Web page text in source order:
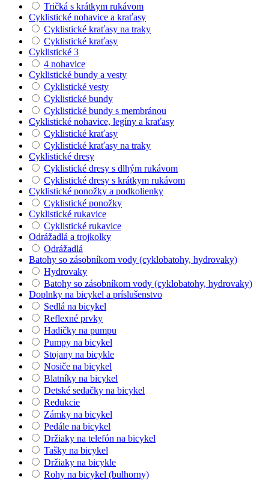
Tričká s krátkym rukávom
Cyklistické nohavice a kraťasy
Cyklistické kraťasy na traky
Cyklistické kraťasy
Cyklistické 3
4 nohavice
Cyklistické bundy a vesty
Cyklistické vesty
Cyklistické bundy
Cyklistické bundy s membránou
Cyklistické nohavice, legíny a kraťasy
Cyklistické kraťasy
Cyklistické kraťasy na traky
Cyklistické dresy
Cyklistické dresy s dlhým rukávom
Cyklistické dresy s krátkym rukávom
Cyklistické ponožky a podkolienky
Cyklistické ponožky
Cyklistické rukavice
Cyklistické rukavice
Odrážadlá a trojkolky
Odrážadlá
Batohy so zásobníkom vody (cyklobatohy, hydrovaky)
Hydrovaky
Batohy so zásobníkom vody (cyklobatohy, hydrovaky)
Doplnky na bicykel a príslušenstvo
Sedlá na bicykel
Reflexné prvky
Hadičky na pumpu
Pumpy na bicykel
Stojany na bicykle
Nosiče na bicykel
Blatníky na bicykel
Detské sedačky na bicykel
Redukcie
Zámky na bicykel
Pedále na bicykel
Držiaky na telefón na bicykel
Tašky na bicykel
Držiaky na bicykle
Rohy na bicykel (bulhorny)